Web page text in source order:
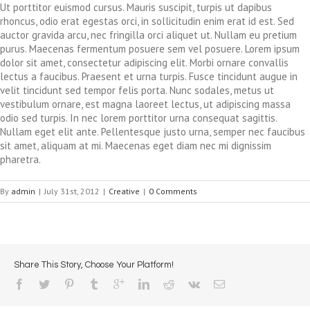
Ut porttitor euismod cursus. Mauris suscipit, turpis ut dapibus
rhoncus, odio erat egestas orci, in sollicitudin enim erat id est. Sed
auctor gravida arcu, nec fringilla orci aliquet ut. Nullam eu pretium
purus. Maecenas fermentum posuere sem vel posuere. Lorem ipsum
dolor sit amet, consectetur adipiscing elit. Morbi ornare convallis
lectus a faucibus. Praesent et urna turpis. Fusce tincidunt augue in
velit tincidunt sed tempor felis porta. Nunc sodales, metus ut
vestibulum ornare, est magna laoreet lectus, ut adipiscing massa
odio sed turpis. In nec lorem porttitor urna consequat sagittis.
Nullam eget elit ante. Pellentesque justo urna, semper nec faucibus
sit amet, aliquam at mi. Maecenas eget diam nec mi dignissim
pharetra.
By admin | July 31st, 2012 | Creative | 0 Comments
Share This Story, Choose Your Platform!